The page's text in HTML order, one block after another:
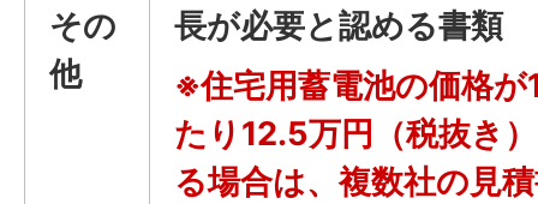
その
他
長が必要と認める書類
※住宅用蓄電池の価格
たり12.5万円（税抜き
る場合は、複数社の見